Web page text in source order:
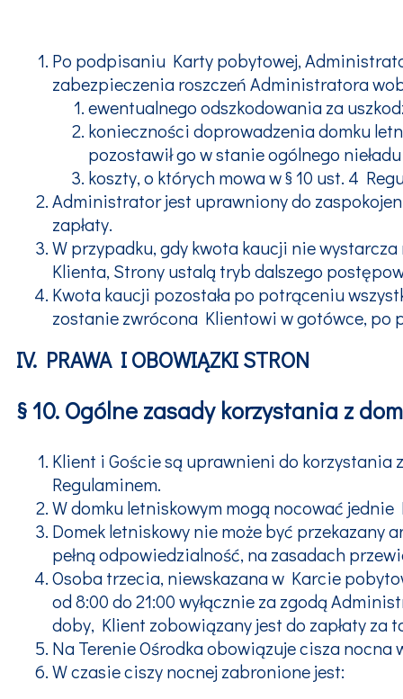
Po podpisaniu Karty pobytowej,
zabezpieczenia roszczeń Administratora
ewentualnego odszkodowania za
konieczności doprowadzenia domku
pozostawił go w stanie ogólnego
koszty, o których mowa w § 10 ust. 4
Administrator jest uprawniony do
zapłaty.
W przypadku, gdy kwota kaucji nie
Klienta, Strony ustalą tryb dalszego
Kwota kaucji pozostała po potrąceniu
zostanie zwrócona Klientowi w gotówce,
IV. PRAWA I OBOWIĄZKI STRON
§ 10. Ogólne zasady korzystania z
Klient i Goście są uprawnieni do korzystania
Regulaminem.
W domku letniskowym mogą nocować
Domek letniskowy nie może być przekazany
pełną odpowiedzialność, na zasadach
Osoba trzecia, niewskazana w Karcie
od 8:00 do 21:00 wyłącznie za zgodą
doby, Klient zobowiązany jest do zapłaty za
Na Terenie Ośrodka obowiązuje cisza nocna
W czasie ciszy nocnej zabronione jest: